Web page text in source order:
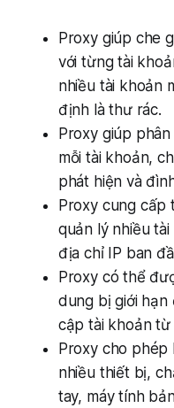
Proxy giúp che
với từng tài
nhiều tài khoản
định là thư rác.
Proxy giúp
mỗi tài khoản,
phát hiện và
Proxy cung cấp
quản lý nhiều
địa chỉ IP ban
Proxy có thể
dung bị giới
cập tài khoản từ
Proxy cho
nhiều thiết bị,
tay, máy tính